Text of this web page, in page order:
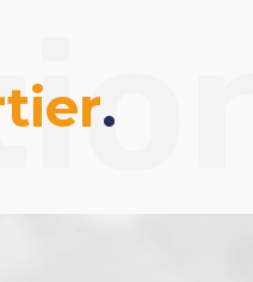
des prix de l'énergie
.